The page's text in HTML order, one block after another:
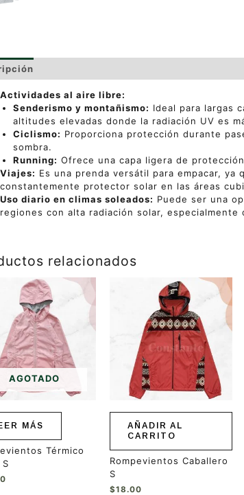
Actividades al aire libre:
Senderismo y montañismo: Ideal para largas
altitudes elevadas donde la radiación UV es
Ciclismo: Proporciona protección durante
sombra.
Running: Ofrece una capa ligera de
Viajes: Es una prenda versátil para empacar,
constantemente protector solar en las áreas
Uso diario en climas soleados: Puede ser una
regiones con alta radiación solar,
relacionados
AGOTADO
MÁS
Térmico
S
AÑADIR AL
CARRITO
Rompevientos Caballero
S
$18.00